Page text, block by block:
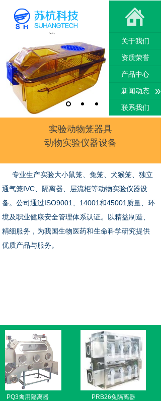
关于我们
资质荣誉
产品中心
新闻动态 »
联系我们
实验动物笼器具
动物实验仪器设备
专业生产实验大小鼠笼、兔笼、犬猴笼、独立
通气笼IVC、隔离器、层流柜等动物实验仪器设
备。公司通过ISO9001、14001和45001质量、环
境及职业健康安全管理体系认证。以精益制造、
精细服务，为我国生物医药和生命科学研究提供
优质产品与服务。
PQ3禽用隔离器 PRB26兔隔离器